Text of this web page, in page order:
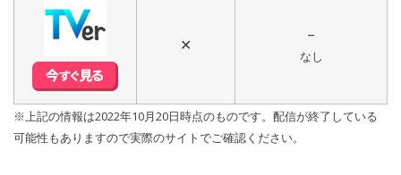
✕
–
なし
※上記の情報は2022年10月20日時点のものです。配信が終了している
可能性もありますので実際のサイトでご確認ください。